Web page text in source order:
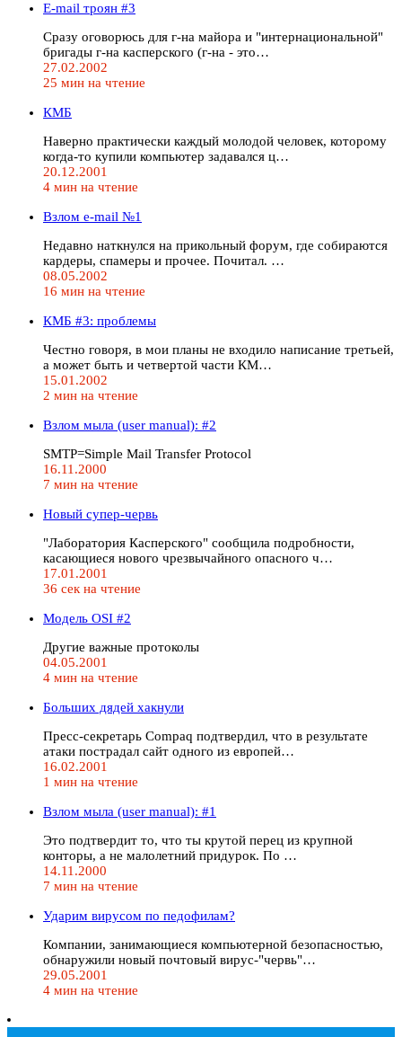
E-mail троян #3
Сразу оговорюсь для г-на майора и "интернациональной"
бригады г-на касперского (г-на - это…
27.02.2002
25 мин на чтение
КМБ
Наверно практически каждый молодой человек, которому
когда-то купили компьютер задавался ц…
20.12.2001
4 мин на чтение
Взлом e-mail №1
Недавно наткнулся на прикольный форум, где собираются
кардеры, спамеры и прочее. Почитал. …
08.05.2002
16 мин на чтение
КМБ #3: проблемы
Честно говоря, в мои планы не входило написание третьей,
а может быть и четвертой части КМ…
15.01.2002
2 мин на чтение
Взлом мыла (user manual): #2
SMTP=Simple Mail Transfer Protocol
16.11.2000
7 мин на чтение
Новый супер-червь
"Лаборатория Касперского" сообщила подробности,
касающиеся нового чрезвычайного опасного ч…
17.01.2001
36 сек на чтение
Модель OSI #2
Другие важные протоколы
04.05.2001
4 мин на чтение
Больших дядей хакнули
Пресс-секретарь Compaq подтвердил, что в результате
атаки пострадал сайт одного из европей…
16.02.2001
1 мин на чтение
Взлом мыла (user manual): #1
Это подтвердит то, что ты крутой перец из крупной
конторы, а не малолетний придурок. По …
14.11.2000
7 мин на чтение
Ударим вирусом по педофилам?
Компании, занимающиеся компьютерной безопасностью,
обнаружили новый почтовый вирус-"червь"…
29.05.2001
4 мин на чтение